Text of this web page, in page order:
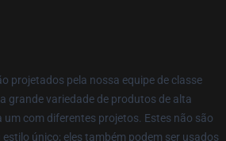
projetados pela nossa equipe de classe
grande variedade de produtos de alta
um com diferentes projetos. Estes não são
único; eles também podem ser usados